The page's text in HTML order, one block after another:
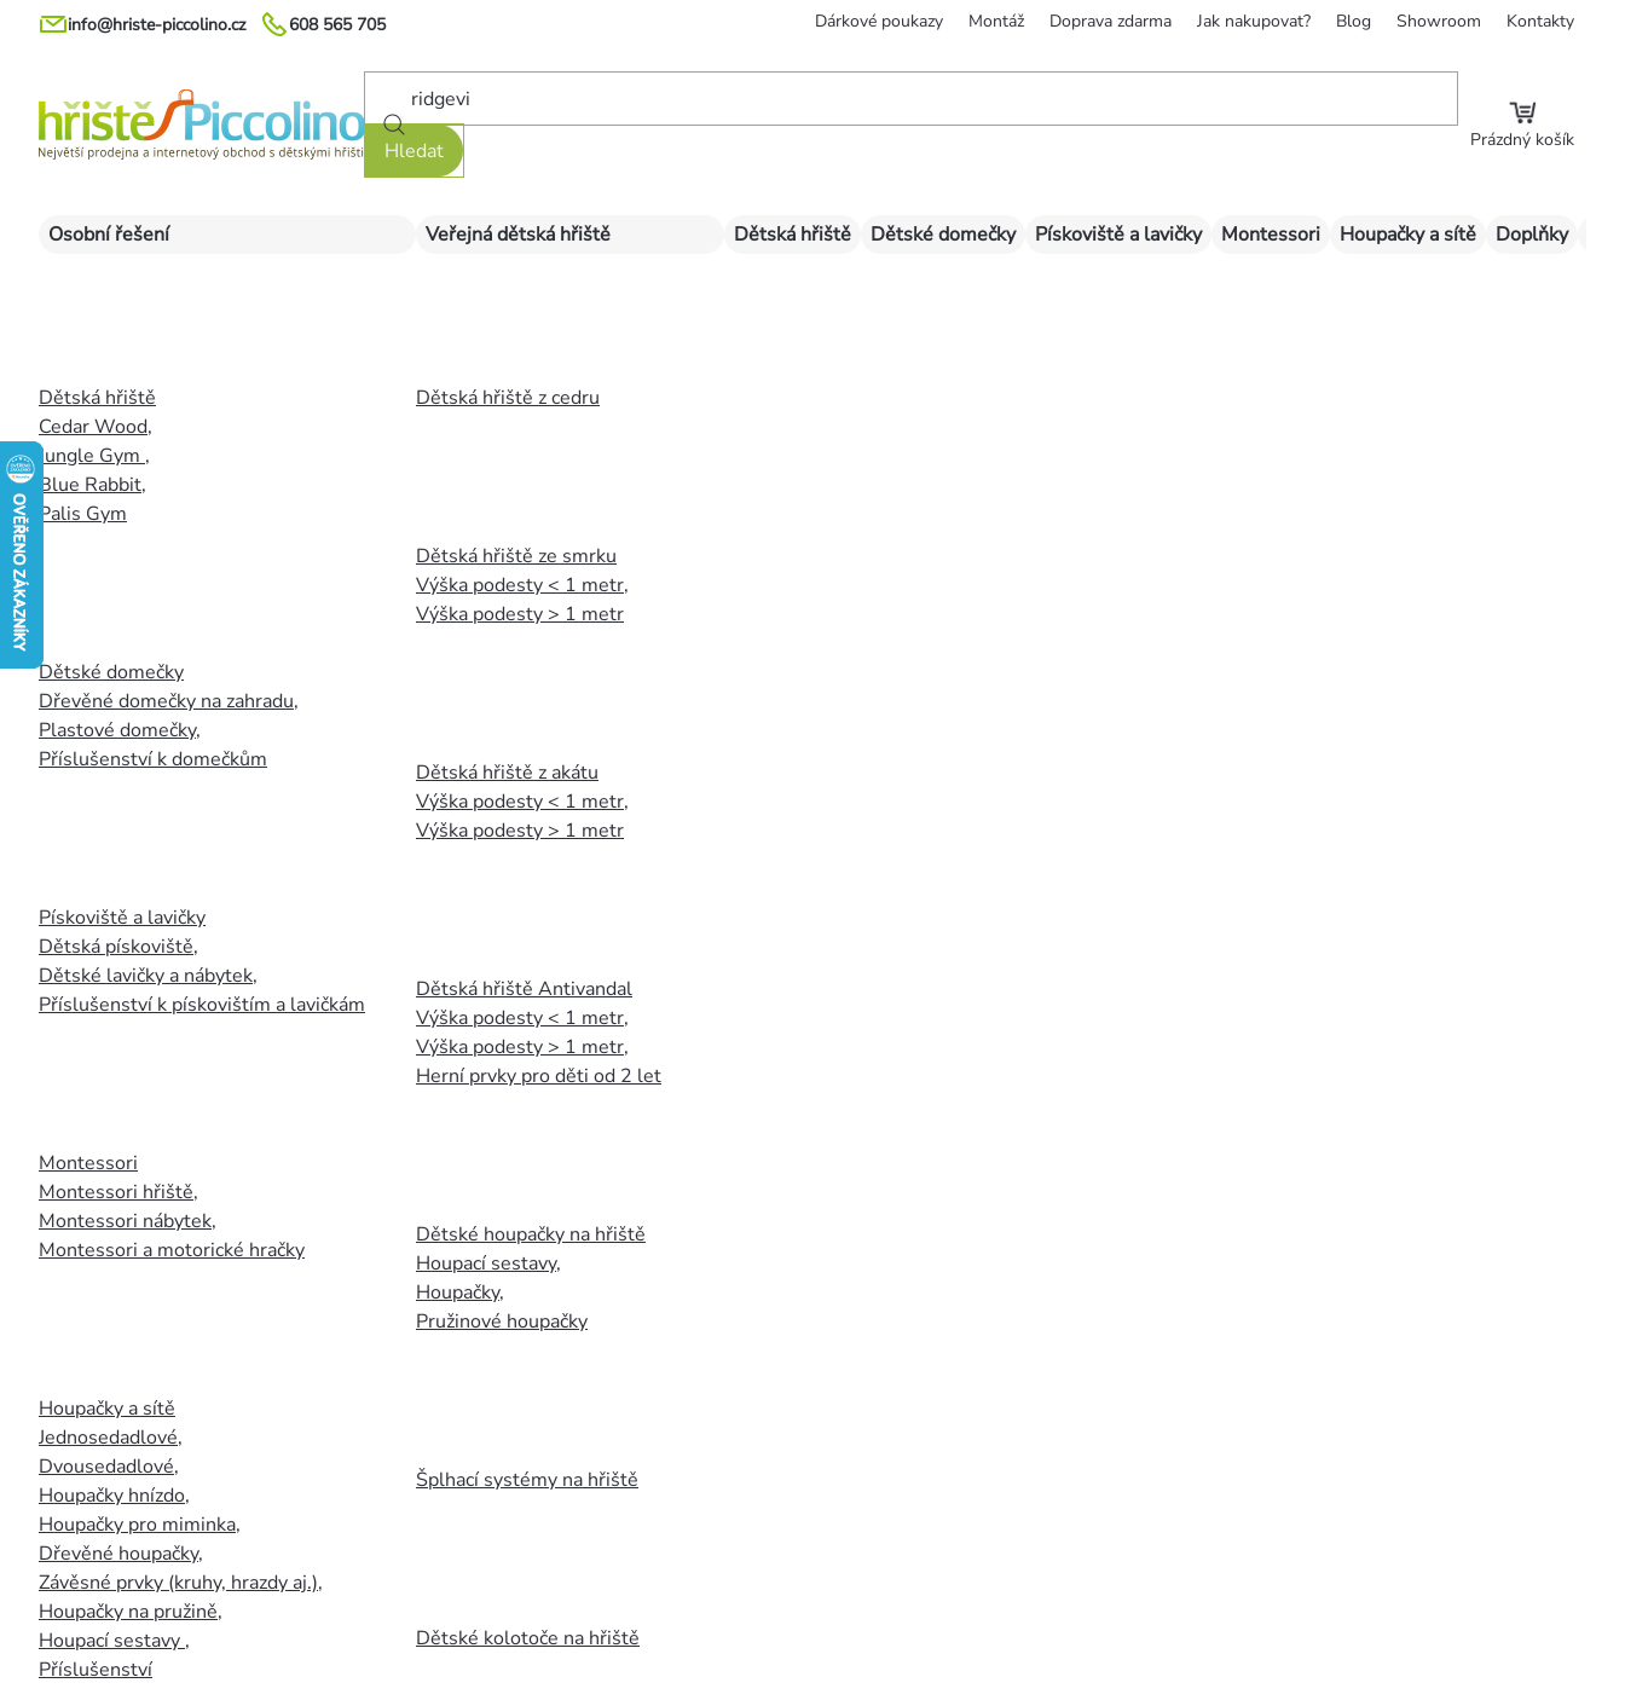
Přejít
608 565 705
info@hriste-piccolino.cz Dárkové poukazy Montáž Doprava zdarma Jak nakupovat? Blog Showroom Kontakty
Hledat Prázdný košík
Osobní řešení
Dětská hřiště
Cedar Wood,
Jungle Gym ,
Blue Rabbit,
Palis Gym
Dětské domečky
Dřevěné domečky na zahradu,
Plastové domečky,
Příslušenství k domečkům
Pískoviště a lavičky
Dětská pískoviště,
Dětské lavičky a nábytek,
Příslušenství k pískovištím a lavičkám
Montessori
Montessori hřiště,
Montessori nábytek,
Montessori a motorické hračky
Houpačky a sítě
Jednosedadlové,
Dvousedadlové,
Houpačky hnízdo,
Houpačky pro miminka,
Dřevěné houpačky,
Závěsné prvky (kruhy, hrazdy aj.),
Houpačky na pružině,
Houpací sestavy ,
Příslušenství
Veřejná dětská hřiště
Dětská hřiště z cedru
Dětská hřiště ze smrku
Výška podesty < 1 metr,
Výška podesty > 1 metr
Dětská hřiště z akátu
Výška podesty < 1 metr,
Výška podesty > 1 metr
Dětská hřiště Antivandal
Výška podesty < 1 metr,
Výška podesty > 1 metr,
Herní prvky pro děti od 2 let
Dětské houpačky na hřiště
Houpací sestavy,
Houpačky,
Pružinové houpačky
Šplhací systémy na hřiště
Dětské kolotoče na hřiště
Dětská hřiště Dětské domečky Pískoviště a lavičky Montessori Houpačky a sítě Doplňky